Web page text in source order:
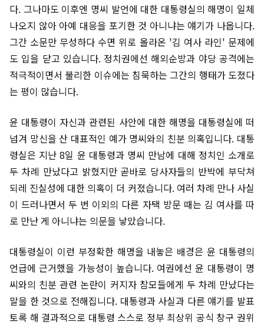
다. 그나마도 이후엔 명씨 발언에 대한 대통령실의 해명이 일체
나오지 않아 아예 대응을 포기한 것 아니냐는 얘기가 나옵니다.
그간 소문만 무성하다 수면 위로 올라온 '김 여사 라인' 문제에
도 입을 닫고 있습니다. 정치권에선 해외순방과 야당 공격에는
적극적이면서 불리한 이슈에는 침묵하는 그간의 행태가 도졌다
는 평이 많습니다.
윤 대통령이 자신과 관련된 사안에 대한 해명을 대통령실에 떠
넘겨 망신을 산 대표적인 예가 명씨와의 친분 의혹입니다. 대통
령실은 지난 8일 윤 대통령과 명씨 만남에 대해 정치인 소개로
두 차례 만났다고 밝혔지만 곧바로 당사자들의 반박에 부닥쳐
되레 진실성에 대한 의혹이 더 커졌습니다. 여러 차례 만나 사실
이 드러나면서 두 번 이외의 다른 자택 방문 때는 김 여사를 따
로 만난 게 아니냐는 의문을 낳았습니다.
대통령실이 이런 부정확한 해명을 내놓은 배경은 윤 대통령의
언급에 근거했을 가능성이 높습니다. 여권에선 윤 대통령이 명
씨와의 친분 관련 논란이 커지자 참모들에게 두 차례 만났다는
말을 한 것으로 전해집니다. 대통령과 사실과 다른 얘기를 발표
토록 해 결과적으로 대통령 스스로 정부 최상위 공식 창구 권위